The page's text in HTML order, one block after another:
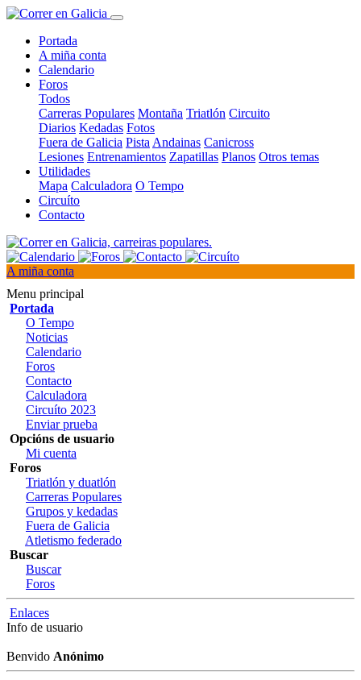
Portada
A miña conta
Calendario
Foros
Todos
Carreras Populares Montaña Triatlón Circuito
Diarios Kedadas Fotos
Fuera de Galicia Pista Andainas Canicross
Lesiones Entrenamientos Zapatillas Planos Otros temas
Utilidades
Mapa Calculadora O Tempo
Circuíto
Contacto
A miña conta
Menu principal
Portada
O Tempo
Noticias
Calendario
Foros
Contacto
Calculadora
Circuíto 2023
Enviar prueba
Opcións de usuario
Mi cuenta
Foros
Triatlón y duatlón
Carreras Populares
Grupos y kedadas
Fuera de Galicia
Atletismo federado
Buscar
Buscar
Foros
Enlaces
Info de usuario
Benvido Anónimo